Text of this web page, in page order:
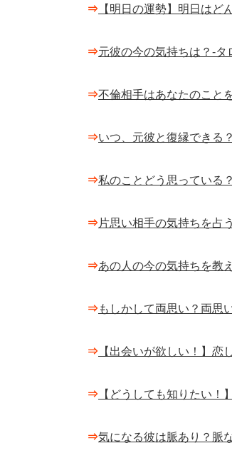
⇒ 【明日の運勢】明日はど
⇒元彼の今の気持ちは？-タ
⇒不倫相手はあなたのこと
⇒いつ、元彼と復縁できる
⇒私のことどう思っている
⇒片思い相手の気持ちを占
⇒あの人の今の気持ちを教
⇒もしかして両思い？両思
⇒ 【出会いが欲しい！】
⇒ 【どうしても知りたい！
⇒気になる彼は脈あり？脈